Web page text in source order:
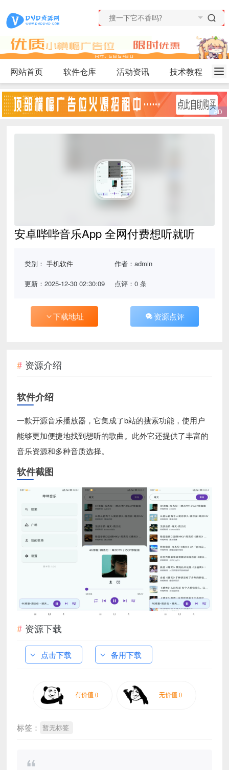
网站首页 软件仓库 活动资讯 技术教程
安卓哔哔音乐App 全网付费想听就听
类别：手机软件 作者：admin
更新：2025-12-30 02:30:09 点评：0 条
下载地址 资源点评
资源介绍
软件介绍
一款开源音乐播放器，它集成了b站的搜索功能，使用户
能够更加便捷地找到想听的歌曲。此外它还提供了丰富的
音乐资源和多种音质选择。
软件截图
资源下载
点击下载 备用下载
标签： 暂无标签